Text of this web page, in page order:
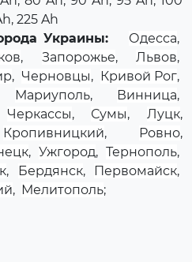
225 Ah
Украины:
Одесса,
, Запорожье, Львов,
, Черновцы, Кривой Рог,
Мариуполь, Винница,
Черкассы, Сумы, Луцк,
Кропивницкий, Ровно,
, Ужгород, Тернополь,
, Бердянск, Первомайск,
, Мелитополь;